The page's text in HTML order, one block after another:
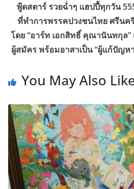
ฟู้ดสตาร์ รวยฉ่ำๆ แฮปปี้ทุกวัน
ที่ทำการพรรคปวงชนไทย ศรีนค
โดย “อาร์ท เอกสิทธิ์ คุณานันทกุล”
ผู้สมัคร พร้อมอาสาเป็น “ผู้แก้ปัญห
You May Also